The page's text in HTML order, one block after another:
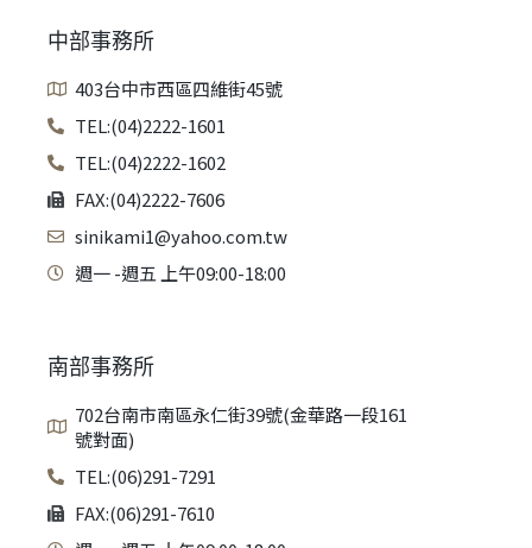
中部事務所
403台中市西區四維街45號
TEL:(04)2222-1601
TEL:(04)2222-1602
FAX:(04)2222-7606
sinikami1@yahoo.com.tw
週一 -週五 上午09:00-18:00
南部事務所
702台南市南區永仁街39號(金華路一段161
號對面)
TEL:(06)291-7291
FAX:(06)291-7610